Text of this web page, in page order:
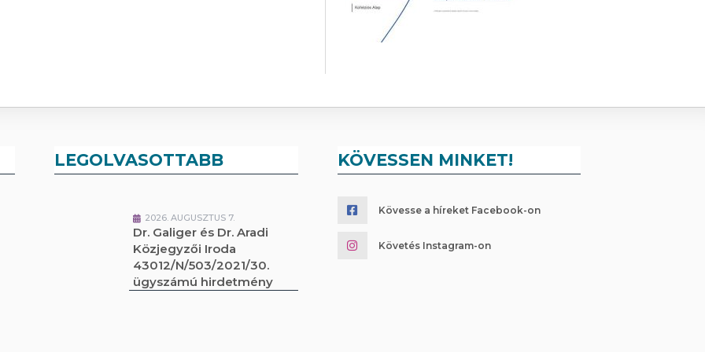
LEGOLVASOTTABB
2026. AUGUSZTUS 7.
Dr. Galiger és Dr. Aradi
Közjegyzői Iroda
43012/N/503/2021/30.
ügyszámú hirdetmény
KÖVESSEN MINKET!
Kövesse a híreket Facebook-on
Követés Instagram-on